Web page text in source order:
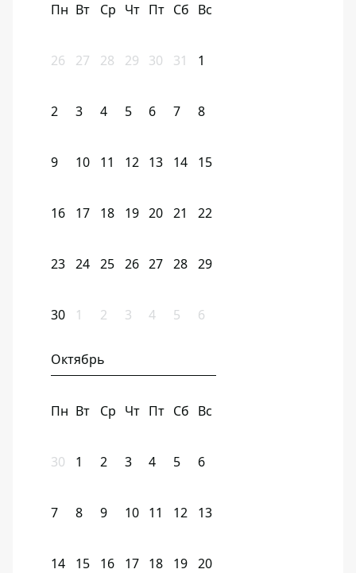
Пн Вт Ср Чт Пт Сб Вс
26 27 28 29 30 31 1
2 3 4 5 6 7 8
9 10 11 12 13 14 15
16 17 18 19 20 21 22
23 24 25 26 27 28 29
30 1 2 3 4 5 6
Октябрь
Пн Вт Ср Чт Пт Сб Вс
30 1 2 3 4 5 6
7 8 9 10 11 12 13
14 15 16 17 18 19 20